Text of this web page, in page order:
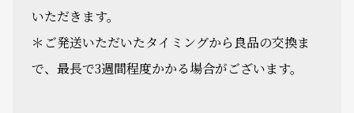
いただきます。
＊ご発送いただいたタイミングから良品の交換ま
で、最長で3週間程度かかる場合がございます。